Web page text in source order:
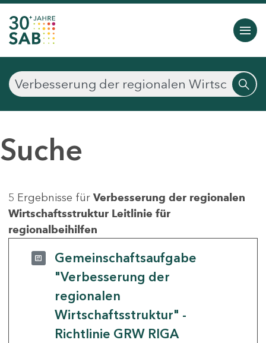
Suche
5 Ergebnisse für Verbesserung der regionalen
Wirtschaftsstruktur Leitlinie für
regionalbeihilfen
Gemeinschaftsaufgabe
"Verbesserung der
regionalen
Wirtschaftsstruktur" -
Richtlinie GRW RIGA